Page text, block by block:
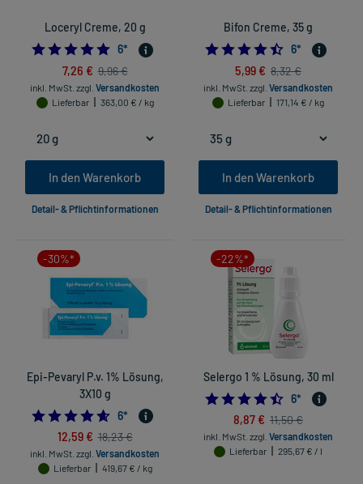
Loceryl Creme, 20 g
4.833333333333333
6*
7,26 € 9,96 €
inkl. MwSt. zzgl. Versandkosten
Lieferbar
363,00 € / kg
In den Warenkorb
Detail- & Pflichtinformationen
Bifon Creme, 35 g
4.5
6*
5,99 € 8,32 €
inkl. MwSt. zzgl. Versandkosten
Lieferbar
171,14 € / kg
In den Warenkorb
Detail- & Pflichtinformationen
-30%*
Epi-Pevaryl P.v. 1% Lösung,
3X10 g
4.666666666666667
6*
12,59 € 18,23 €
inkl. MwSt. zzgl. Versandkosten
Lieferbar
419,67 € / kg
-22%*
Selergo 1 % Lösung, 30 ml
4.5
6*
8,87 € 11,50 €
inkl. MwSt. zzgl. Versandkosten
Lieferbar
295,67 € / l